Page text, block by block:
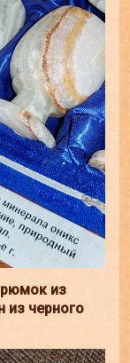
рюмок из
из черного